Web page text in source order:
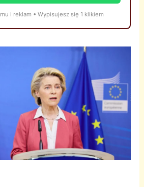
i reklam • Wypisujesz się 1 klikiem